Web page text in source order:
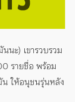
นะ) เขารวบรวม
รายชื่อ พร้อม
ให้อนุชนรุ่นหลัง